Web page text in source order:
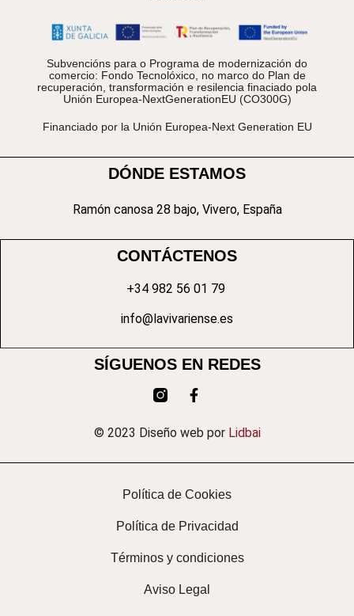
Subvencións para o Programa de modernización do
comercio: Fondo Tecnolóxico, no marco do Plan de
recuperación, transformación e resilencia finaciado pola
Unión Europea-NextGenerationEU (CO300G)
Financiado por la Unión Europea-Next Generation EU
DÓNDE ESTAMOS
Ramón canosa 28 bajo, Vivero, España
CONTÁCTENOS
+34 982 56 01 79
info@lavivariense.es
SÍGUENOS EN REDES
© 2023 Diseño web por Lidbai
Política de Cookies
Política de Privacidad
Términos y condiciones
Aviso Legal